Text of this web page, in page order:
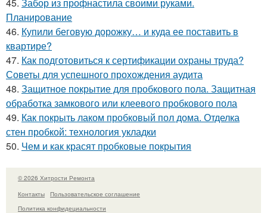
Планирование
46. Купили беговую дорожку… и куда ее поставить в
квартире?
47. Как подготовиться к сертификации охраны труда?
Советы для успешного прохождения аудита
48. Защитное покрытие для пробкового пола. Защитная
обработка замкового или клеевого пробкового пола
49. Как покрыть лаком пробковый пол дома. Отделка
стен пробкой: технология укладки
50. Чем и как красят пробковые покрытия
© 2026 Хитрости Ремонта
Контакты
Пользовательское соглашение
Политика конфидециальности